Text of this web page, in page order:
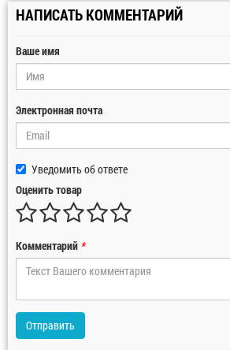
НАПИСАТЬ КОММЕНТАРИЙ
Ваше имя
Электронная почта
Уведомить об ответе
Оценить товар
Комментарий *
Отправить